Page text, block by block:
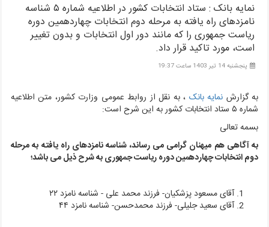
نمایه بانک : ستاد انتخابات کشور در اطلاعیه شماره ۵ شناسه
نامزدهای راه یافته به مرحله دوم انتخابات چهاردهمین دوره
ریاست جمهوری را که مانند دور اول انتخابات و بدون تغییر
است، مورد تاکید قرار داد.
پنجشنبه 14 تیر 1403 ساعت 19:37
به گزارشنمایه بانک، به نقل از روابط عمومی وزارت کشور،متن اطلاعیه
شماره ۵ ستاد انتخابات کشور به این شرح است:
بسمه تعالی
بهآگاهی هم میهنان گرامی می رساند، شناسه نامزدهای راه یافته به مرحله
دوم انتخابات چهاردهمین دوره ریاست جمهوری به شرح ذیل می باشد؛
آقای مسعود پزشکیان- فرزند محمد علی - شناسه نامزد ۲۲
آقای سعید جلیلی- فرزند محمدحسن-شناسه نامزد ۴۴